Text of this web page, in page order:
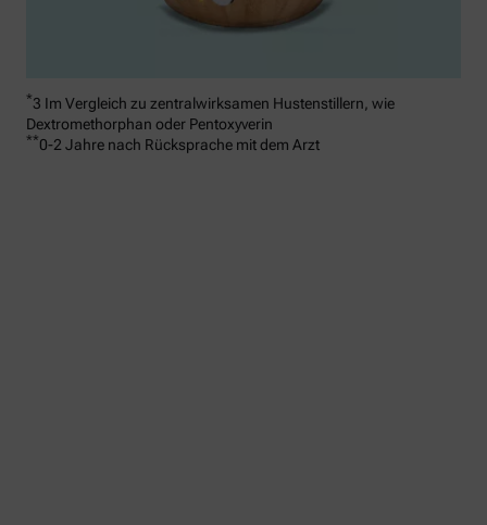
*3 Im Vergleich zu zentralwirksamen Hustenstillern, wie
Dextromethorphan oder Pentoxyverin
**0-2 Jahre nach Rücksprache mit dem Arzt